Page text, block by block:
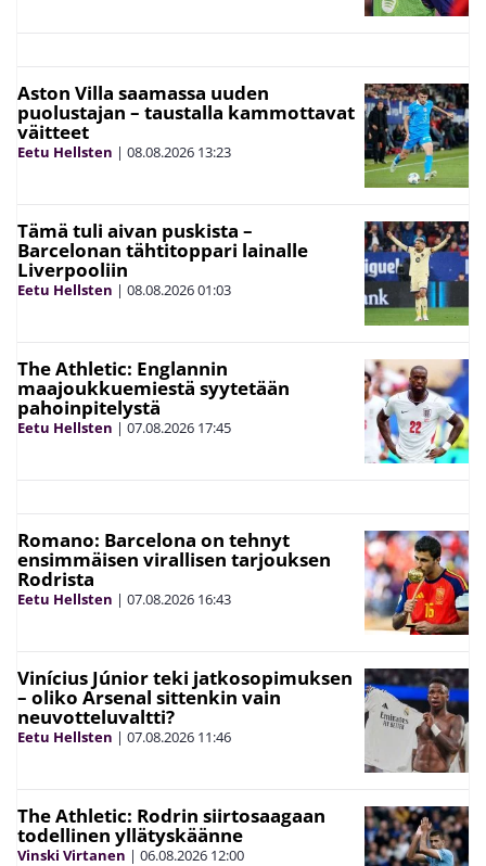
Aston Villa saamassa uuden
puolustajan – taustalla kammottavat
väitteet
Eetu Hellsten | 08.08.2026 13:23
Tämä tuli aivan puskista –
Barcelonan tähtitoppari lainalle
Liverpooliin
Eetu Hellsten | 08.08.202601:03
The Athletic: Englannin
maajoukkuemiestä syytetään
pahoinpitelystä
Eetu Hellsten | 07.08.2026 17:45
Romano: Barcelona on tehnyt
ensimmäisen virallisen tarjouksen
Rodrista
Eetu Hellsten | 07.08.2026 16:43
Vinícius Júnior teki jatkosopimuksen
– oliko Arsenal sittenkin vain
neuvotteluvaltti?
Eetu Hellsten | 07.08.2026 11:46
The Athletic: Rodrin siirtosaagaan
todellinen yllätyskäänne
Vinski Virtanen | 06.08.2026 12:00